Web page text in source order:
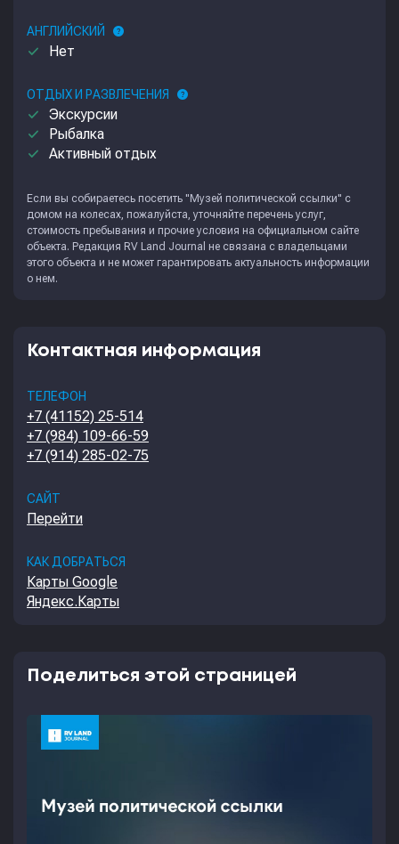
АНГЛИЙСКИЙ help
done Нет
ОТДЫХ И РАЗВЛЕЧЕНИЯ help
done Экскурсии
done Рыбалка
done Активный отдых
Если вы собираетесь посетить "Музей политической ссылки" с
домом на колесах, пожалуйста, уточняйте перечень услуг,
стоимость пребывания и прочие условия на официальном сайте
объекта. Редакция RV Land Journal не связана с владельцами
этого объекта и не может гарантировать актуальность информации
о нем.
Контактная информация
ТЕЛЕФОН
+7 (41152) 25-514
+7 (984) 109-66-59
+7 (914) 285-02-75
САЙТ
Перейти
КАК ДОБРАТЬСЯ
Карты Google
Яндекс.Карты
Поделиться этой страницей